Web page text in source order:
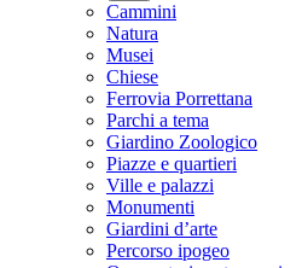
Cammini
Natura
Musei
Chiese
Ferrovia Porrettana
Parchi a tema
Giardino Zoologico
Piazze e quartieri
Ville e palazzi
Monumenti
Giardini d’arte
Percorso ipogeo